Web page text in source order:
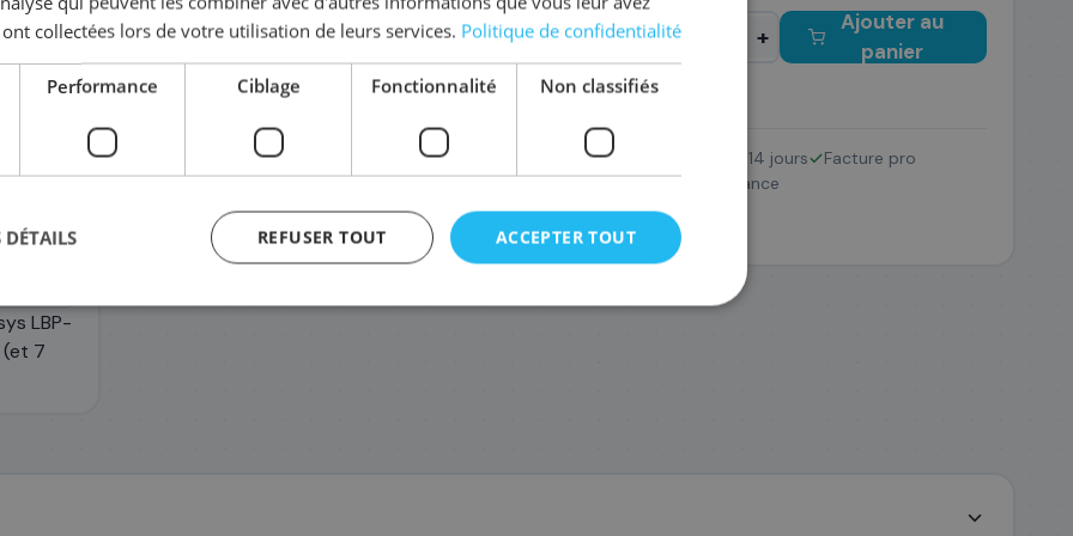
LBP-
(et 7
+
Ajouter au
panier
Complétez la série046H
1252C002/046H 1251C002/046H 1253C002/046H Retour 14 jours
Facture pro
SAV France
collectées lors de votre utilisation de leurs services. Politique de confidentialité
Performance Ciblage Fonctionnalité Non classifiés
ACCEPTER TOUT
REFUSER TOUT
DÉTAILS